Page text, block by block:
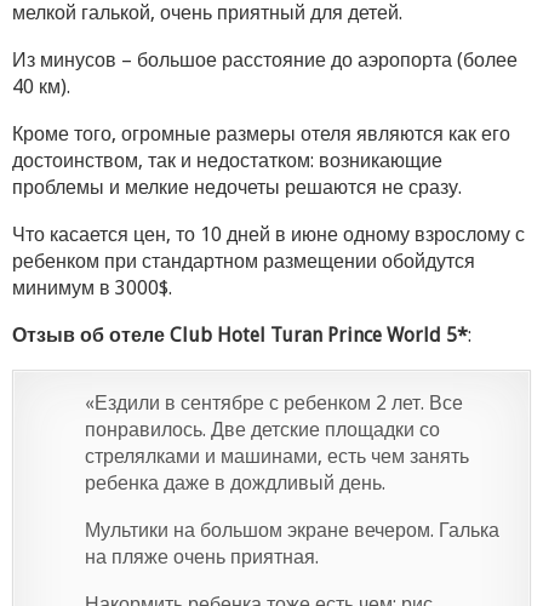
мелкой галькой, очень приятный для детей.
Из минусов – большое расстояние до аэропорта (более
40 км).
Кроме того, огромные размеры отеля являются как его
достоинством, так и недостатком: возникающие
проблемы и мелкие недочеты решаются не сразу.
Что касается цен, то 10 дней в июне одному взрослому с
ребенком при стандартном размещении обойдутся
минимум в 3000$.
Отзыв об отеле Club Hotel Turan Prince World 5*:
«Ездили в сентябре с ребенком 2 лет. Все
понравилось. Две детские площадки со
стрелялками и машинами, есть чем занять
ребенка даже в дождливый день.
Мультики на большом экране вечером. Галька
на пляже очень приятная.